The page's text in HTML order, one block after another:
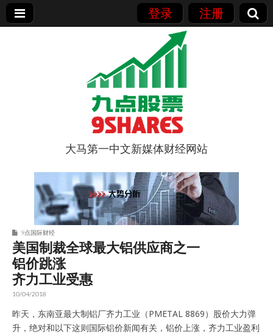
登录 注册
9点股票
大马第一中文新媒体财经网站
9点国际财经
美国制裁全球最大铝供应商之一
铝价跳涨
齐力工业受惠
10/04/2018
昨天，东南亚最大制铝厂齐力工业（PMETAL 8869）股价大力弹
升，绝对和以下这则国际铝价新闻有关，铝价上涨，齐力工业盈利